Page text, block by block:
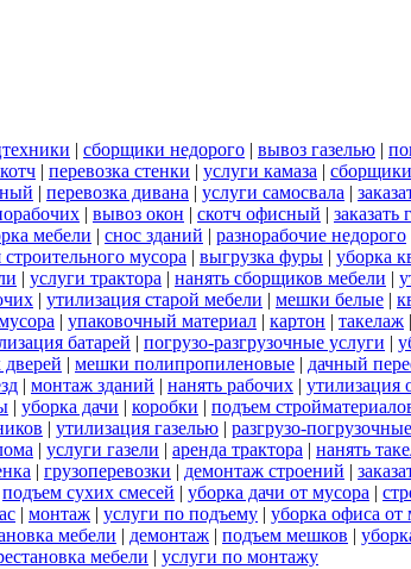
| сборщики недорого | вывоз газелью |
| перевозка стенки | услуги камаза |
| перевозка дивана | услуги самосвала |
| вывоз окон | скотч офисный | заказать
мебели | снос зданий | разнорабочие недорого
мусора | выгрузка фуры | уборка
| услуги трактора | нанять сборщиков мебели |
| утилизация старой мебели | мешки белые |
| упаковочный материал | картон | такелаж |
батарей | погрузо-разгрузочные услуги |
| мешки полипропиленовые | дачный
| монтаж зданий | нанять рабочих | утилизация
| уборка дачи | коробки | подъем
| утилизация газелью | разгрузо-
| услуги газели | аренда трактора | нанять
| грузоперевозки | демонтаж строений |
подъем сухих смесей | уборка дачи от мусора |
| монтаж | услуги по подъему | уборка офиса от
мебели | демонтаж | подъем мешков |
мебели | услуги по монтажу